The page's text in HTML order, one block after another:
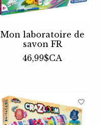
Mon laboratoire de
savon FR
46,99$CA